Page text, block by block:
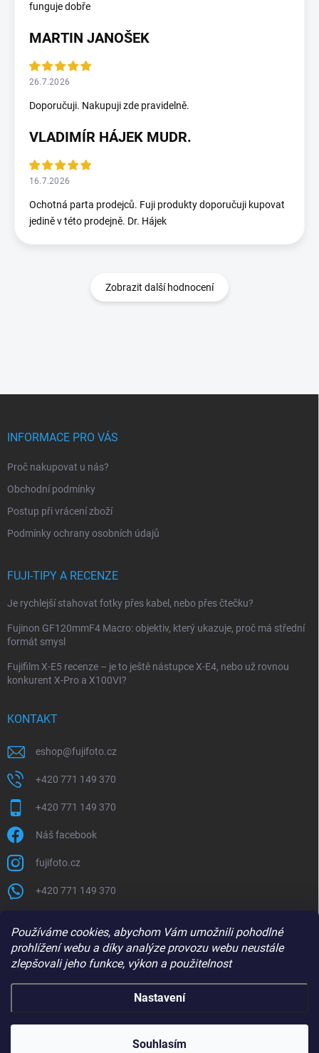
Používáme cookies, abychom Vám umožnili pohodlné
prohlížení webu a díky analýze provozu webu neustále
zlepšovali jeho funkce, výkon a použitelnost
Nastavení
Souhlasím
funguje dobře
MARTIN JANOŠEK
26.7.2026
Doporučuji. Nakupuji zde pravidelně.
VLADIMÍR HÁJEK MUDR.
16.7.2026
Ochotná parta prodejců. Fuji produkty doporučuji kupovat
jedině v této prodejně. Dr. Hájek
Zobrazit další hodnocení
INFORMACE PRO VÁS
Proč nakupovat u nás?
Obchodní podmínky
Postup při vrácení zboží
Podmínky ochrany osobních údajů
FUJI-TIPY A RECENZE
Je rychlejší stahovat fotky přes kabel, nebo přes čtečku?
Fujinon GF120mmF4 Macro: objektiv, který ukazuje, proč má střední
formát smysl
Fujifilm X-E5 recenze – je to ještě nástupce X-E4, nebo už rovnou
konkurent X-Pro a X100VI?
KONTAKT
eshop@fujifoto.cz
+420 771 149 370
+420 771 149 370
Náš facebook
fujifoto.cz
+420 771 149 370
PŘIJÍMÁME ONLINE PLATBY
FUJIFOTO.CZ . Všechna práva vyhrazena.